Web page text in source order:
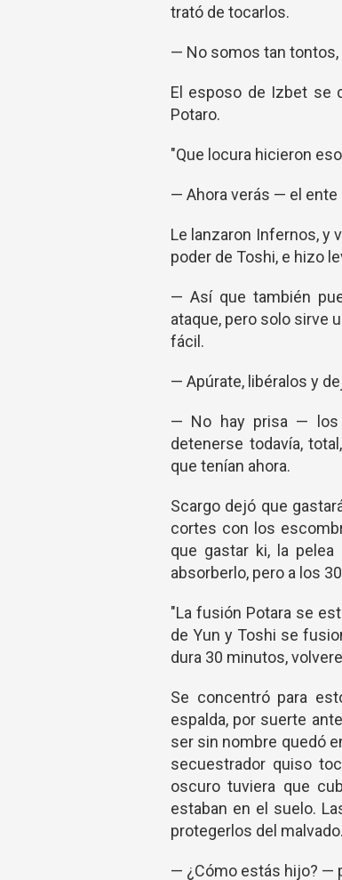
trató de tocarlos.
— No somos tan
El esposo de Izbet se
Potaro.
"Que locura hicieron
— Ahora verás — el
Le lanzaron Infernos, y
poder de Toshi, e hizo
— Así que también
ataque, pero solo sirve
fácil.
— Apúrate, libéralos y
— No hay prisa — los
detenerse todavía,
que tenían ahora.
Scargo dejó que
cortes con los
que gastar ki, la
absorberlo, pero a los
"La fusión Potara se
de Yun y Toshi se
dura 30 minutos,
Se concentró para
espalda, por suerte
ser sin nombre quedó
secuestrador quiso
oscuro tuviera que
estaban en el suelo.
protegerlos del malvado.
— ¿Cómo estás hijo? —